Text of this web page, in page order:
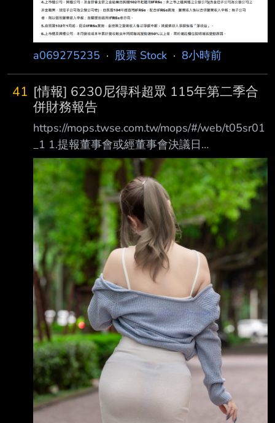
a069275235 · 股票 Stock · 8小時前
41 [情報] 6230尼得科超眾 115年第二季合
併財務報告
https://mops.twse.com.tw/mops/#/web/t05sr01
_1 1.提報董事會或經董事會決議日
期:115/08/07 2.審計委員會通過日期:不適用 3.
財務報告或年度自結財務資訊報導期間 起訖日
期(XXX/XX/XX~XXX/XX/XX):
115/01/01~115/06/30 4.1月1日累計至本期止
營業收入(仟元):4,678,093 5.1月1日累計至本期
止營業毛利(毛損) (仟元):812,056 6.1月1日累計
至本期止營業利益(損失) (仟元):31,860 7